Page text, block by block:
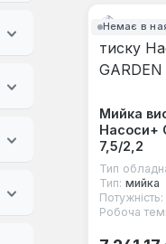
Немає в
Мийка
Насоси+
7,5/2,2
Тип
Тип: мийка
Потужність:
Робоча